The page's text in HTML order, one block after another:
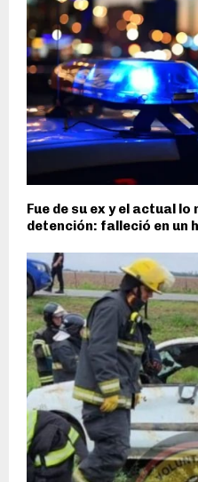
Fue de su ex y el actual
detención: falleció en un